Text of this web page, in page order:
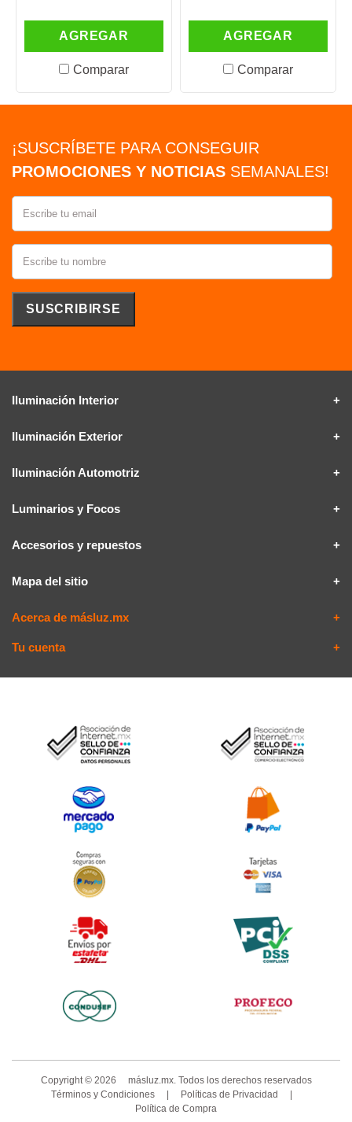
AGREGAR
Comparar
AGREGAR
Comparar
¡SUSCRÍBETE PARA CONSEGUIR
PROMOCIONES Y NOTICIAS SEMANALES!
Iluminación Interior
Iluminación Exterior
Iluminación Automotriz
Luminarios y Focos
Accesorios y repuestos
Mapa del sitio
Acerca de másluz.mx
Tu cuenta
Copyright © 2026
másluz.mx. Todos los derechos reservados
Términos y Condiciones
Políticas de Privacidad
Política de Compra